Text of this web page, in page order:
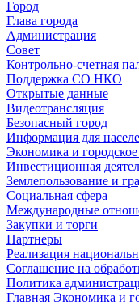
Город
Глава города
Администрация
Совет
Контрольно-счетная
Поддержка СО НКО
Открытые данные
Видеотрансляция
Безопасный город
Информация для
Экономика и городское
Инвестиционная
Землепользование и
Социальная сфера
Международные
Закупки и торги
Партнеры
Реализация
Соглашение на
Политика
Главная Экономика и